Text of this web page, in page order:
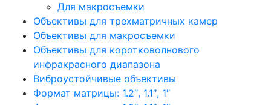
Для макросъемки
Объективы для трехматричных камер
Объективы для макросъемки
Объективы для коротковолнового
инфракрасного диапазона
Виброустойчивые объективы
Формат матрицы: 1.2″, 1.1″, 1″